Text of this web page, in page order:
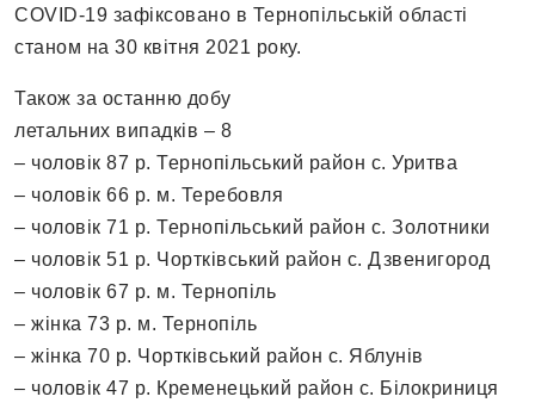
COVID-19 зафіксовано в Тернопільській області
станом на 30 квітня 2021 року.
Також за останню добу
летальних випадків – 8
– чоловік 87 р. Тернопільський район с. Уритва
– чоловік 66 р. м. Теребовля
– чоловік 71 р. Тернопільський район с. Золотники
– чоловік 51 р. Чортківський район с. Дзвенигород
– чоловік 67 р. м. Тернопіль
– жінка 73 р. м. Тернопіль
– жінка 70 р. Чортківський район с. Яблунів
– чоловік 47 р. Кременецький район с. Білокриниця